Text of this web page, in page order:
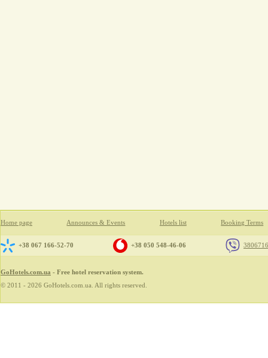
Home page Announces & Events Hotels list Booking Terms
+38 067 166-52-70 +38 050 548-46-06
GoHotels.com.ua - Free hotel reservation system.
© 2011 - 2026 GoHotels.com.ua. All rights reserved.